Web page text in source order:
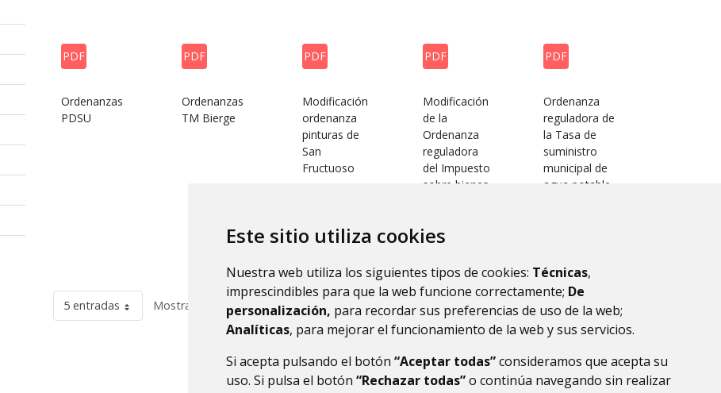
Este sitio utiliza cookies
Nuestra web utiliza los siguientes tipos de cookies: Técnicas,
imprescindibles para que la web funcione correctamente; De
personalización, para recordar sus preferencias de uso de la web;
Analíticas, para mejorar el funcionamiento de la web y sus servicios.
Si acepta pulsando el botón “Aceptar todas”consideramos que acepta su
uso. Si pulsa el botón “Rechazar todas”o continúa navegando sin realizar
PDF
Ordenanzas
PDSU
PDF
Ordenanzas
TM Bierge
PDF
Modificación
ordenanza
pinturas de
San
Fructuoso
PDF
Modificación
de la
Ordenanza
reguladora
del Impuesto
sobre bienes
rústica
PDF
Ordenanza
reguladora de
la Tasa de
suministro
municipal de
agua potable
5 entradas Mostrando el intervalo 26 - 30 de 32 resultados. 1 ... 5 6 7